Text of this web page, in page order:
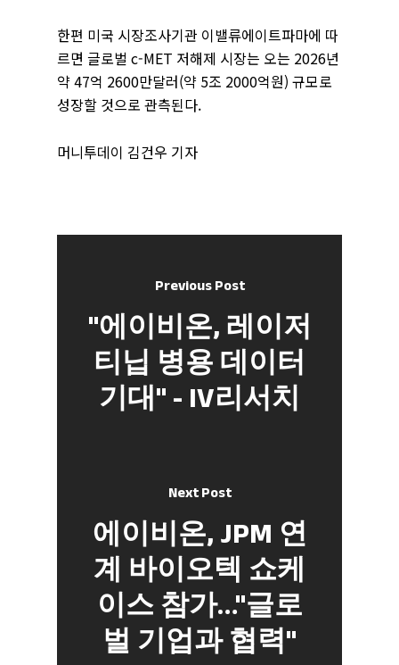
한편 미국 시장조사기관 이밸류에이트파마에 따
르면 글로벌 c-MET 저해제 시장는 오는 2026년
약 47억 2600만달러(약 5조 2000억원) 규모로
성장할 것으로 관측된다.
머니투데이 김건우 기자
Previous Post
"에이비온, 레이저
티닙 병용 데이터
기대" - IV리서치
Next Post
에이비온, JPM 연
계 바이오텍 쇼케
이스 참가…"글로
벌 기업과 협력"